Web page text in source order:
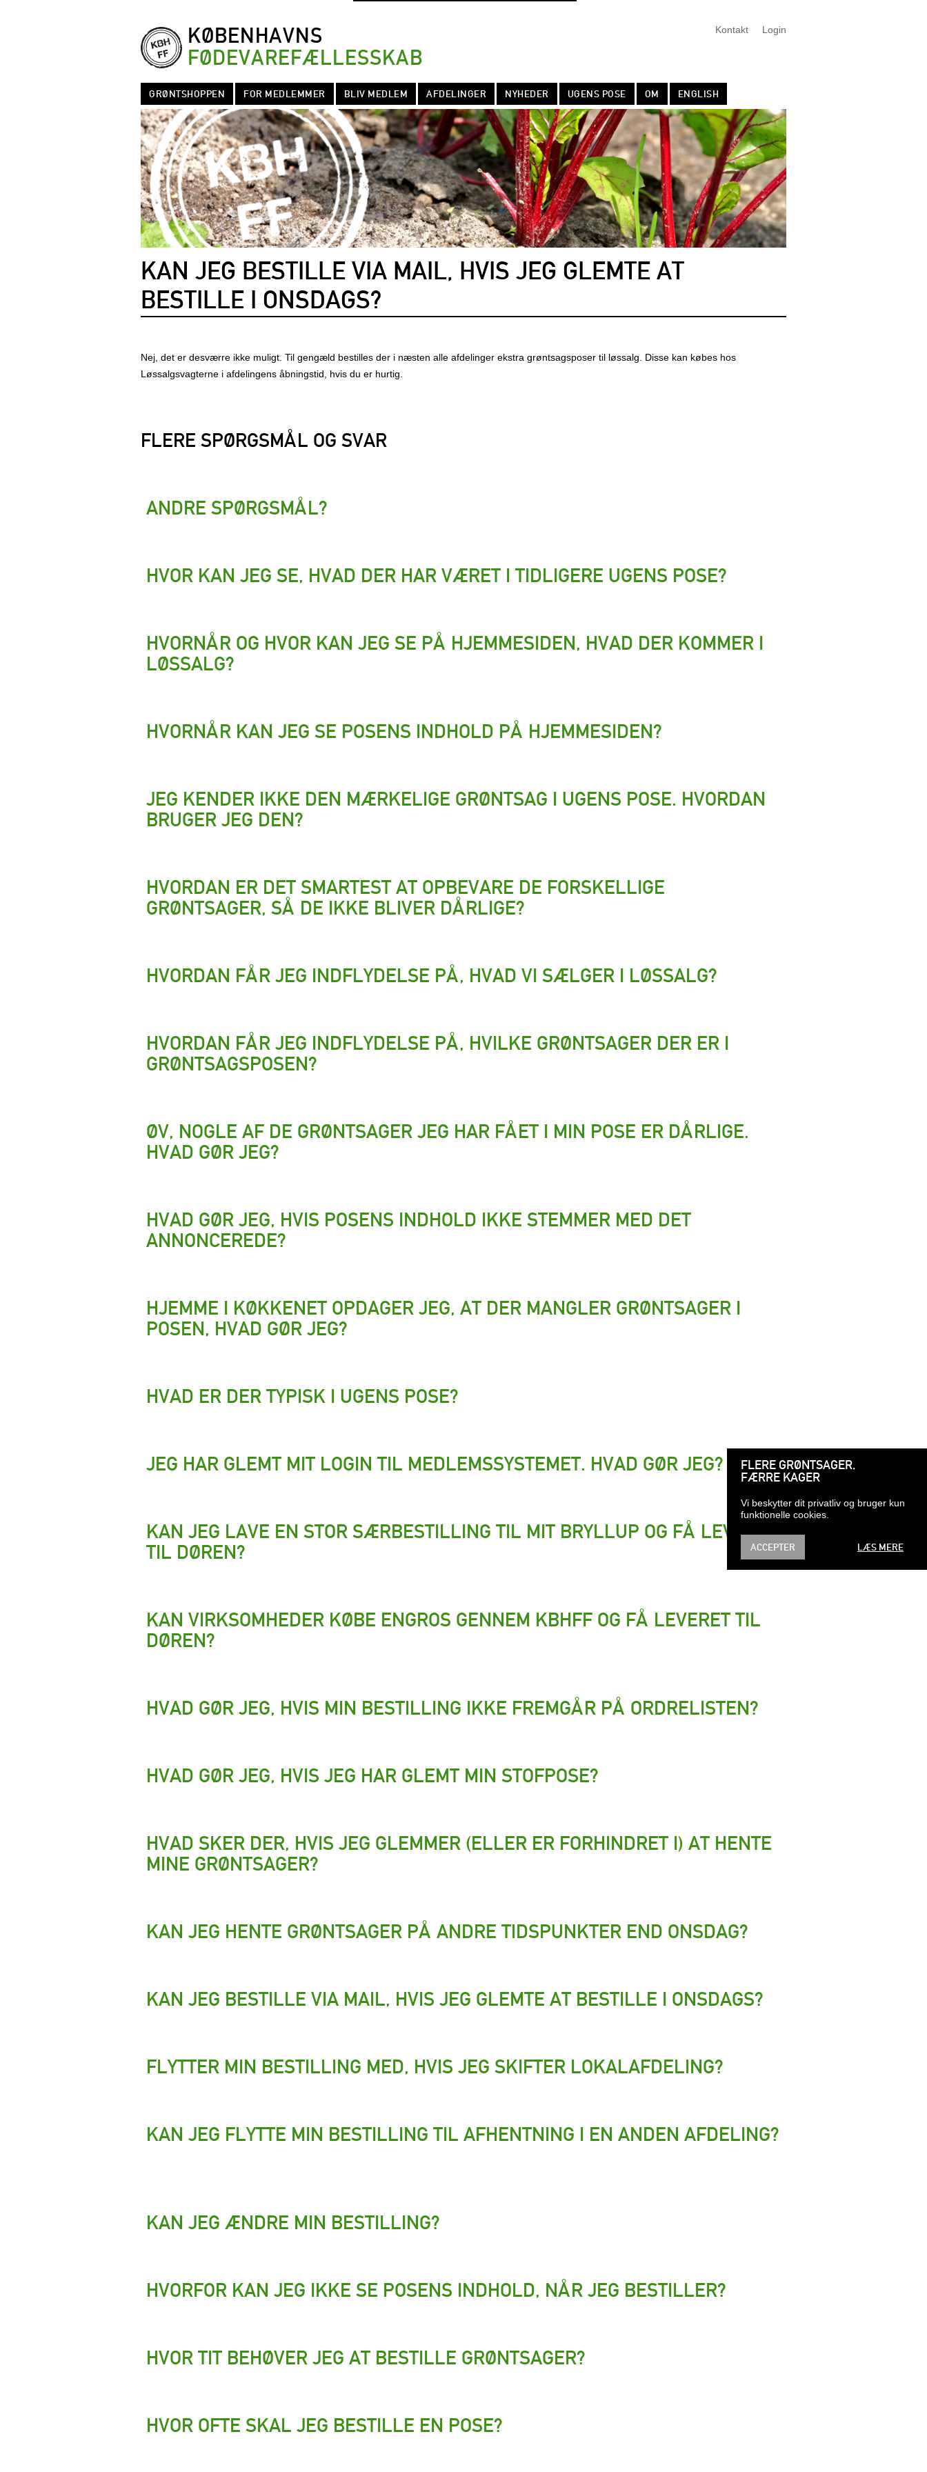
FLERE GRØNTSAGER,
FÆRRE KAGER
Vi beskytter dit privatliv og bruger kun
funktionelle cookies.
ACCEPTER LÆS MERE
KØBENHAVNS
FØDEVAREFÆLLESSKAB
Kontakt Login
GRØNTSHOPPEN FOR MEDLEMMER BLIV MEDLEM AFDELINGER NYHEDER UGENS POSE OM ENGLISH
KAN JEG BESTILLE VIA MAIL, HVIS JEG GLEMTE AT
BESTILLE I ONSDAGS?
Nej, det er desværre ikke muligt. Til gengæld bestilles der i næsten alle afdelinger ekstra grøntsagsposer til løssalg. Disse kan købes hos
Løssalgsvagterne i afdelingens åbningstid, hvis du er hurtig.
FLERE SPØRGSMÅL OG SVAR
ANDRE SPØRGSMÅL?
HVOR KAN JEG SE, HVAD DER HAR VÆRET I TIDLIGERE UGENS POSE?
HVORNÅR OG HVOR KAN JEG SE PÅ HJEMMESIDEN, HVAD DER KOMMER I
LØSSALG?
HVORNÅR KAN JEG SE POSENS INDHOLD PÅ HJEMMESIDEN?
JEG KENDER IKKE DEN MÆRKELIGE GRØNTSAG I UGENS POSE. HVORDAN
BRUGER JEG DEN?
HVORDAN ER DET SMARTEST AT OPBEVARE DE FORSKELLIGE
GRØNTSAGER, SÅ DE IKKE BLIVER DÅRLIGE?
HVORDAN FÅR JEG INDFLYDELSE PÅ, HVAD VI SÆLGER I LØSSALG?
HVORDAN FÅR JEG INDFLYDELSE PÅ, HVILKE GRØNTSAGER DER ER I
GRØNTSAGSPOSEN?
ØV, NOGLE AF DE GRØNTSAGER JEG HAR FÅET I MIN POSE ER DÅRLIGE.
HVAD GØR JEG?
HVAD GØR JEG, HVIS POSENS INDHOLD IKKE STEMMER MED DET
ANNONCEREDE?
HJEMME I KØKKENET OPDAGER JEG, AT DER MANGLER GRØNTSAGER I
POSEN, HVAD GØR JEG?
HVAD ER DER TYPISK I UGENS POSE?
JEG HAR GLEMT MIT LOGIN TIL MEDLEMSSYSTEMET. HVAD GØR JEG?
KAN JEG LAVE EN STOR SÆRBESTILLING TIL MIT BRYLLUP OG FÅ LEVERET
TIL DØREN?
KAN VIRKSOMHEDER KØBE ENGROS GENNEM KBHFF OG FÅ LEVERET TIL
DØREN?
HVAD GØR JEG, HVIS MIN BESTILLING IKKE FREMGÅR PÅ ORDRELISTEN?
HVAD GØR JEG, HVIS JEG HAR GLEMT MIN STOFPOSE?
HVAD SKER DER, HVIS JEG GLEMMER (ELLER ER FORHINDRET I) AT HENTE
MINE GRØNTSAGER?
KAN JEG HENTE GRØNTSAGER PÅ ANDRE TIDSPUNKTER END ONSDAG?
KAN JEG BESTILLE VIA MAIL, HVIS JEG GLEMTE AT BESTILLE I ONSDAGS?
FLYTTER MIN BESTILLING MED, HVIS JEG SKIFTER LOKALAFDELING?
KAN JEG FLYTTE MIN BESTILLING TIL AFHENTNING I EN ANDEN AFDELING?
KAN JEG ÆNDRE MIN BESTILLING?
HVORFOR KAN JEG IKKE SE POSENS INDHOLD, NÅR JEG BESTILLER?
HVOR TIT BEHØVER JEG AT BESTILLE GRØNTSAGER?
HVOR OFTE SKAL JEG BESTILLE EN POSE?